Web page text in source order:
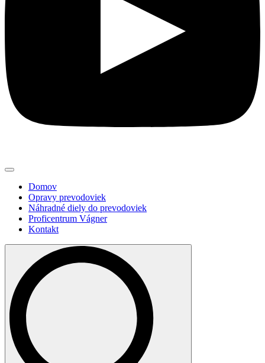
Domov
Opravy prevodoviek
Náhradné diely do prevodoviek
Proficentrum Vágner
Kontakt